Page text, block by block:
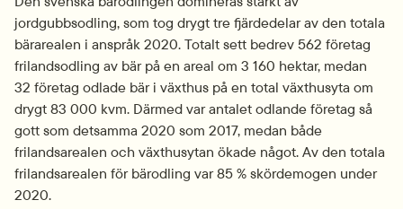
jordgubbsodling, som tog drygt tre fjärdedelar av den totala
bärarealen i anspråk 2020. Totalt sett bedrev 562 företag
frilandsodling av bär på en areal om 3 160 hektar, medan
32 företag odlade bär i växthus på en total växthusyta om
drygt 83 000 kvm. Därmed var antalet odlande företag så
gott som detsamma 2020 som 2017, medan både
frilandsarealen och växthusytan ökade något. Av den totala
frilandsarealen för bärodling var 85 % skördemogen under
2020.